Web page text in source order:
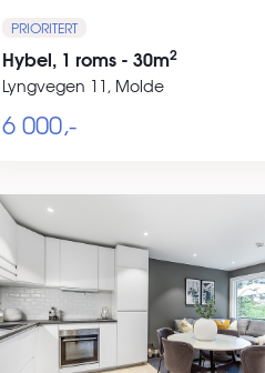
PRIORITERT
Hybel, 1 roms - 30m2
Lyngvegen 11, Molde
6 000,-